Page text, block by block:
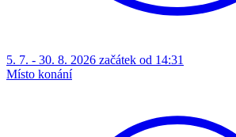
5. 7. - 30. 8. 2026 začátek od 14:31
Místo konání